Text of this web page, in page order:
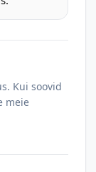
Kui soovid
meie